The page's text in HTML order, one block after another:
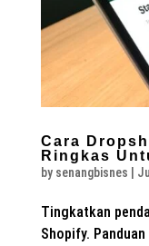
Cara
Ringkas
by senangbisnes
Tingkatkan
Shopify.